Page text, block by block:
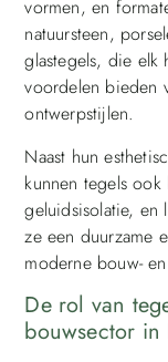
vormen, en
natuursteen,
glastegels, die elk
voordelen bieden
ontwerpstijlen.
Naast hun
kunnen tegels
geluidsisolatie, en
ze een duurzame
moderne bouw-
De rol van
bouwsector in